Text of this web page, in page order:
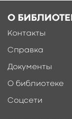
О
Контакты
Справка
Документы
О библиотеке
Соцсети